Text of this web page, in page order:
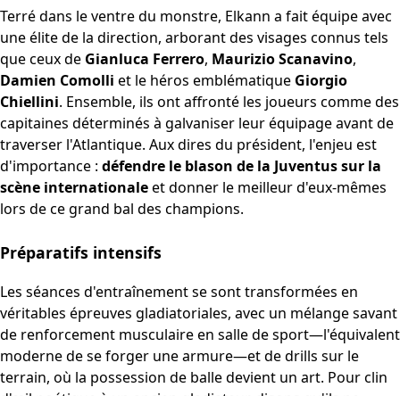
Terré dans le ventre du monstre, Elkann a fait équipe avec
une élite de la direction, arborant des visages connus tels
que ceux de Gianluca Ferrero, Maurizio Scanavino,
Damien Comolli et le héros emblématique Giorgio
Chiellini. Ensemble, ils ont affronté les joueurs comme des
capitaines déterminés à galvaniser leur équipage avant de
traverser l'Atlantique. Aux dires du président, l'enjeu est
d'importance : défendre le blason de la Juventus sur la
scène internationaleet donner le meilleur d'eux-mêmes
lors de ce grand bal des champions.
Préparatifs intensifs
Les séances d'entraînement se sont transformées en
véritables épreuves gladiatoriales, avec un mélange savant
de renforcement musculaire en salle de sport—l'équivalent
moderne de se forger une armure—et de drills sur le
terrain, où la possession de balle devient un art. Pour clin